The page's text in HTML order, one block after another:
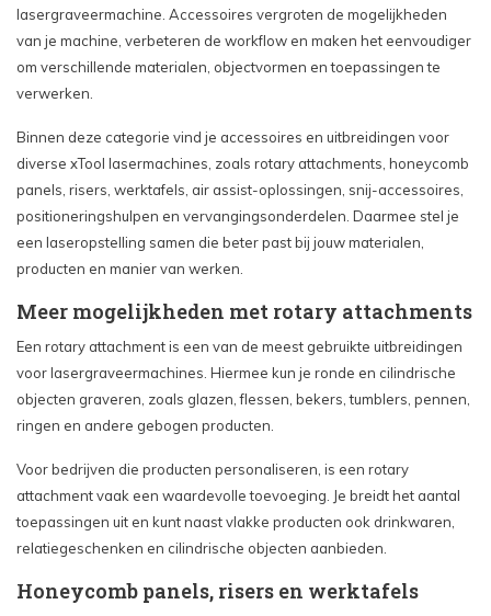
lasergraveermachine. Accessoires vergroten de mogelijkheden
van je machine, verbeteren de workflow en maken het eenvoudiger
om verschillende materialen, objectvormen en toepassingen te
verwerken.
Binnen deze categorie vind je accessoires en uitbreidingen voor
diverse xTool lasermachines, zoals rotary attachments, honeycomb
panels, risers, werktafels, air assist-oplossingen, snij-accessoires,
positioneringshulpen en vervangingsonderdelen. Daarmee stel je
een laseropstelling samen die beter past bij jouw materialen,
producten en manier van werken.
Meer mogelijkheden met rotary attachments
Een rotary attachment is een van de meest gebruikte uitbreidingen
voor lasergraveermachines. Hiermee kun je ronde en cilindrische
objecten graveren, zoals glazen, flessen, bekers, tumblers, pennen,
ringen en andere gebogen producten.
Voor bedrijven die producten personaliseren, is een rotary
attachment vaak een waardevolle toevoeging. Je breidt het aantal
toepassingen uit en kunt naast vlakke producten ook drinkwaren,
relatiegeschenken en cilindrische objecten aanbieden.
Honeycomb panels, risers en werktafels